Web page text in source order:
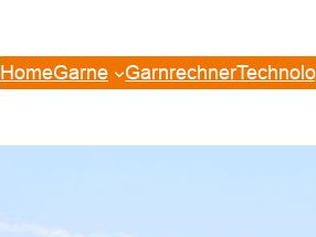
HomeGarne Garnrechner